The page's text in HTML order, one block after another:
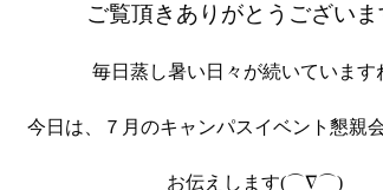
ご覧頂きありがとうございま
毎日蒸し暑い日々が続いています
今日は、７月のキャンパスイベント懇親
お伝えします(⌒∇⌒)